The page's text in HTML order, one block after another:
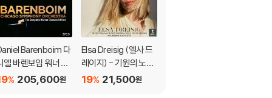
Barenboim 다
엘 바렌보임 워너 녹
전집 (The Comple
205,600원
%
Elsa Dreisig (엘사 드
레이지) - 기원의 노래
(Invocation)
21,500원
19%